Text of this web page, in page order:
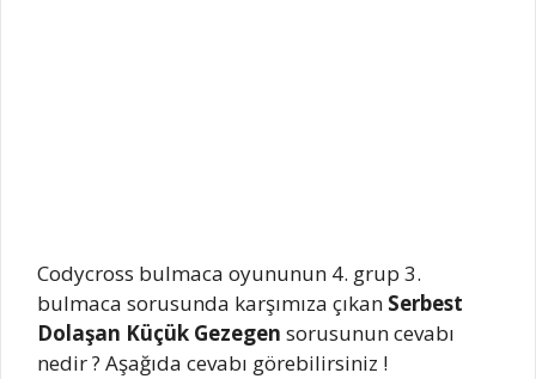
Codycross bulmaca oyununun 4. grup 3.
bulmaca sorusunda karşımıza çıkan Serbest
Dolaşan Küçük Gezegen sorusunun cevabı
nedir ? Aşağıda cevabı görebilirsiniz !